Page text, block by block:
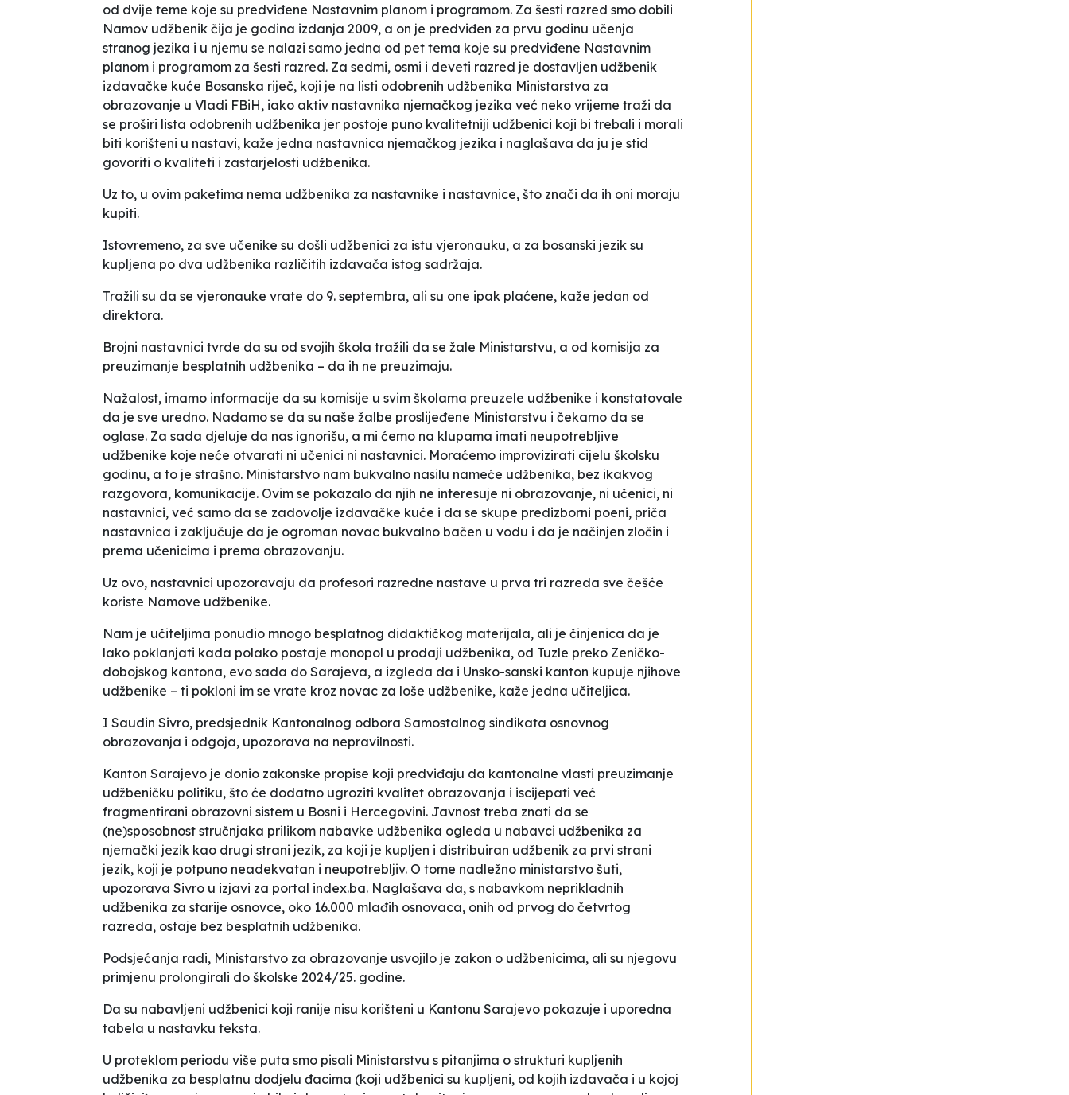
od dvije teme koje su predviđene Nastavnim planom i programom. Za šesti razred smo dobili
Namov udžbenik čija je godina izdanja 2009, a on je predviđen za prvu godinu učenja
stranog jezika i u njemu se nalazi samo jedna od pet tema koje su predviđene Nastavnim
planom i programom za šesti razred. Za sedmi, osmi i deveti razred je dostavljen udžbenik
izdavačke kuće Bosanska riječ, koji je na listi odobrenih udžbenika Ministarstva za
obrazovanje u Vladi FBiH, iako aktiv nastavnika njemačkog jezika već neko vrijeme traži da
se proširi lista odobrenih udžbenika jer postoje puno kvalitetniji udžbenici koji bi trebali i morali
biti korišteni u nastavi, kaže jedna nastavnica njemačkog jezika i naglašava da ju je stid
govoriti o kvaliteti i zastarjelosti udžbenika.
Uz to, u ovim paketima nema udžbenika za nastavnike i nastavnice, što znači da ih oni moraju
kupiti.
Istovremeno, za sve učenike su došli udžbenici za istu vjeronauku, a za bosanski jezik su
kupljena po dva udžbenika različitih izdavača istog sadržaja.
Tražili su da se vjeronauke vrate do 9. septembra, ali su one ipak plaćene, kaže jedan od
direktora.
Brojni nastavnici tvrde da su od svojih škola tražili da se žale Ministarstvu, a od komisija za
preuzimanje besplatnih udžbenika – da ih ne preuzimaju.
Nažalost, imamo informacije da su komisije u svim školama preuzele udžbenike i konstatovale
da je sve uredno. Nadamo se da su naše žalbe proslijeđene Ministarstvu i čekamo da se
oglase. Za sada djeluje da nas ignorišu, a mi ćemo na klupama imati neupotrebljive
udžbenike koje neće otvarati ni učenici ni nastavnici. Moraćemo improvizirati cijelu školsku
godinu, a to je strašno. Ministarstvo nam bukvalno nasilu nameće udžbenika, bez ikakvog
razgovora, komunikacije. Ovim se pokazalo da njih ne interesuje ni obrazovanje, ni učenici, ni
nastavnici, već samo da se zadovolje izdavačke kuće i da se skupe predizborni poeni, priča
nastavnica i zaključuje da je ogroman novac bukvalno bačen u vodu i da je načinjen zločin i
prema učenicima i prema obrazovanju.
Uz ovo, nastavnici upozoravaju da profesori razredne nastave u prva tri razreda sve češće
koriste Namove udžbenike.
Nam je učiteljima ponudio mnogo besplatnog didaktičkog materijala, ali je činjenica da je
lako poklanjati kada polako postaje monopol u prodaji udžbenika, od Tuzle preko Zeničko-
dobojskog kantona, evo sada do Sarajeva, a izgleda da i Unsko-sanski kanton kupuje njihove
udžbenike – ti pokloni im se vrate kroz novac za loše udžbenike, kaže jedna učiteljica.
I Saudin Sivro, predsjednik Kantonalnog odbora Samostalnog sindikata osnovnog
obrazovanja i odgoja, upozorava na nepravilnosti.
Kanton Sarajevo je donio zakonske propise koji predviđaju da kantonalne vlasti preuzimanje
udžbeničku politiku, što će dodatno ugroziti kvalitet obrazovanja i iscijepati već
fragmentirani obrazovni sistem u Bosni i Hercegovini. Javnost treba znati da se
(ne)sposobnost stručnjaka prilikom nabavke udžbenika ogleda u nabavci udžbenika za
njemački jezik kao drugi strani jezik, za koji je kupljen i distribuiran udžbenik za prvi strani
jezik, koji je potpuno neadekvatan i neupotrebljiv. O tome nadležno ministarstvo šuti,
upozorava Sivro u izjavi za portal index.ba. Naglašava da, s nabavkom neprikladnih
udžbenika za starije osnovce, oko 16.000 mlađih osnovaca, onih od prvog do četvrtog
razreda, ostaje bez besplatnih udžbenika.
Podsjećanja radi, Ministarstvo za obrazovanje usvojilo je zakon o udžbenicima, ali su njegovu
primjenu prolongirali do školske 2024/25. godine.
Da su nabavljeni udžbenici koji ranije nisu korišteni u Kantonu Sarajevo pokazuje i uporedna
tabela u nastavku teksta.
U proteklom periodu više puta smo pisali Ministarstvu s pitanjima o strukturi kupljenih
udžbenika za besplatnu dodjelu đacima (koji udžbenici su kupljeni, od kojih izdavača i u kojoj